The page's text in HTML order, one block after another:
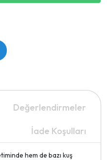
Değerlendirmeler
İade Koşulları
hem de bazı kuş